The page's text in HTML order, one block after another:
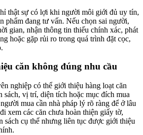
thật sự có lợi khi người môi giới đủ uy tín,
phẩm đang tư vấn. Nếu chọn sai người,
gian, nhận thông tin thiếu chính xác, phát
hoặc gặp rủi ro trong quá trình đặt cọc,
căn không đúng nhu cầu
nghiệp có thể giới thiệu hàng loạt căn
sách, vị trí, diện tích hoặc mục đích mua
mua cần nhà pháp lý rõ ràng để ở lâu
xem các căn chưa hoàn thiện giấy tờ,
sách cụ thể nhưng liên tục được giới thiệu